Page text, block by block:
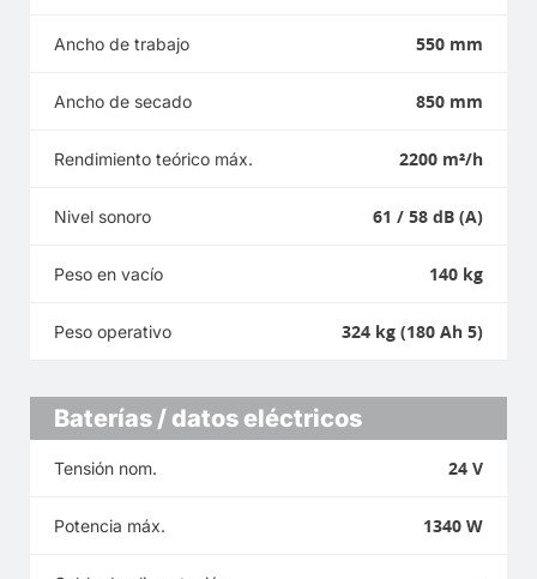
Ancho de trabajo 550 mm
Ancho de secado 850 mm
Rendimiento teórico máx. 2200 m²/h
Nivel sonoro 61 / 58 dB (A)
Peso en vacío 140 kg
Peso operativo 324 kg (180 Ah 5)
Baterías / datos eléctricos
Tensión nom. 24 V
Potencia máx. 1340 W